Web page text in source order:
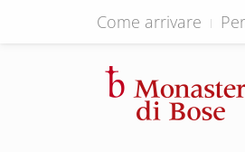
Come arrivare